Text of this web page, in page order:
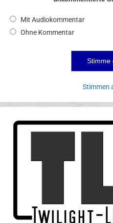
Mit Audiokommentar
Ohne Kommentar
Stimmen